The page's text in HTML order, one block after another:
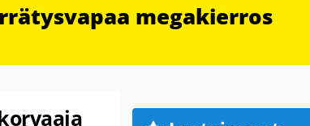
megakierros